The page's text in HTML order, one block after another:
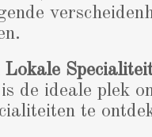
de ideale plek
te